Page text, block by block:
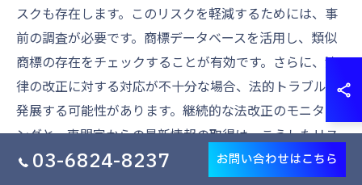
スクも存在します。このリスクを軽減するためには、事
前の調査が必要です。商標データベースを活用し、類似
商標の存在をチェックすることが有効です。さらに、法
律の改正に対する対応が不十分な場合、法的トラブルに
発展する可能性があります。継続的な法改正のモニタリ
ングと、専門家からの最新情報の取得は、こうしたリス
クを回避するために必要不可欠です。これにより、企業
03-6824-8237 お問い合わせはこちら